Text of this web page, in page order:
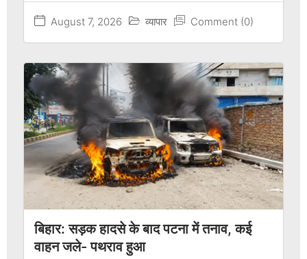
August 7, 2026 व्यापार Comment (0)
बिहार: सड़क हादसे के बाद पटना में तनाव, कई
वाहन जले- पथराव हुआ